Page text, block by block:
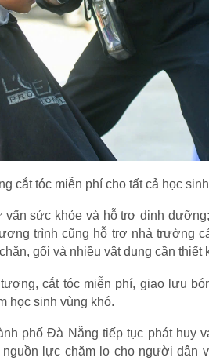
cắt tóc miễn phí cho tất cả học sinh
vấn sức khỏe và hỗ trợ dinh
trình cũng hỗ trợ nhà trường
gối và nhiều vật dụng cần thiết
cắt tóc miễn phí, giao lưu
học sinh vùng khó.
phố Đà Nẵng tiếp tục phát huy
lực chăm lo cho người dân